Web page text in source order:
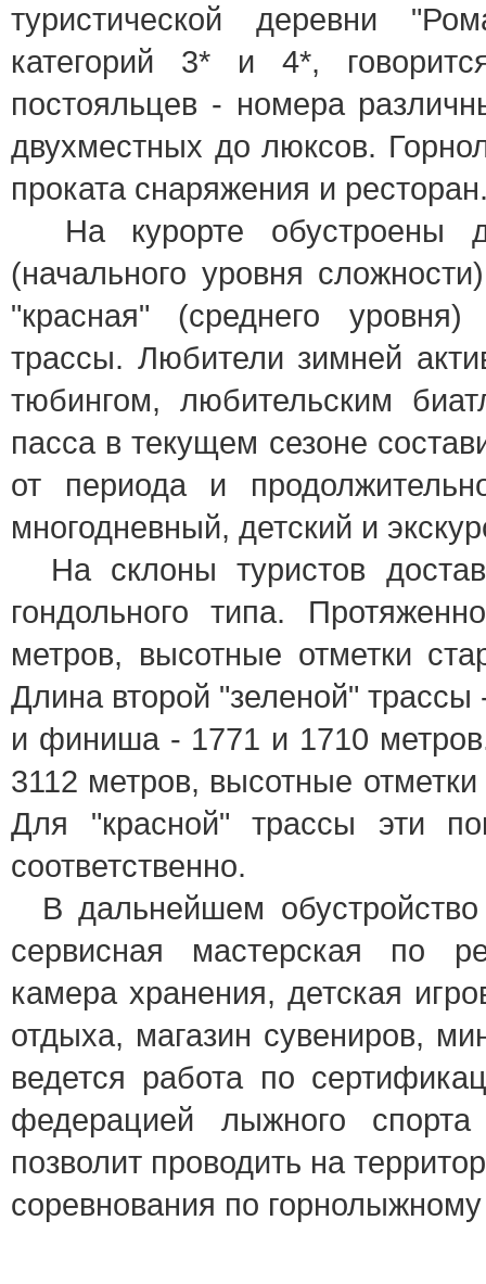
туристической деревни
категорий 3* и 4*,
постояльцев - номера
двухместных до люксов.
проката снаряжения и
На курорте обустроены
(начального уровня
"красная" (среднего
трассы. Любители зимней
тюбингом, любительским
пасса в текущем сезоне
от периода и
многодневный, детский и
На склоны туристов
гондольного типа.
метров, высотные отметки
Длина второй "зеленой"
и финиша - 1771 и 1710
3112 метров, высотные
Для "красной" трассы эти
соответственно.
В дальнейшем обустройство
сервисная мастерская по
камера хранения, детская
отдыха, магазин сувениров,
ведется работа по
федерацией лыжного
позволит проводить на
соревнования по горнолыжному